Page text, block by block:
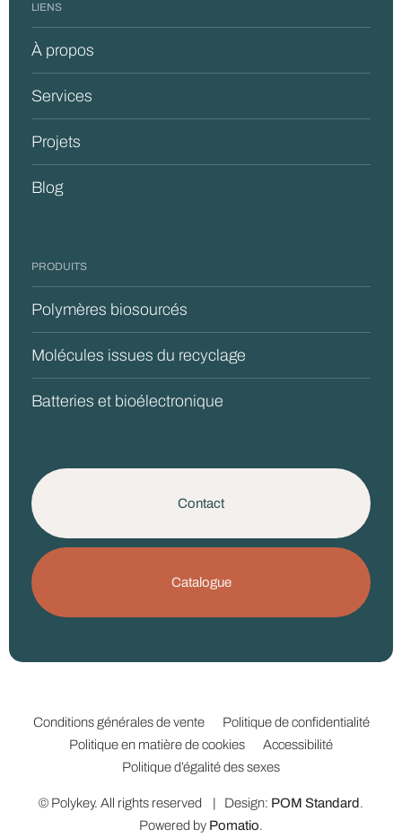
LIENS
À propos
Services
Projets
Blog
PRODUITS
Polymères biosourcés
Molécules issues du recyclage
Batteries et bioélectronique
Contact
Catalogue
Conditions générales de vente
Politique de confidentialité
Politique en matière de cookies
Accessibilité
Politique d’égalité des sexes
© Polykey. All rights reserved | Design: POM Standard.
Powered by Pomatio.